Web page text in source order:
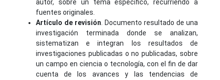
autor, sobre un tema específico, recurriendo a
fuentes originales.
Artículo de revisión. Documento resultado de una
investigación terminada donde se analizan,
sistematizan e integran los resultados de
investigaciones publicadas o no publicadas, sobre
un campo en ciencia o tecnología, con el fin de dar
cuenta de los avances y las tendencias de